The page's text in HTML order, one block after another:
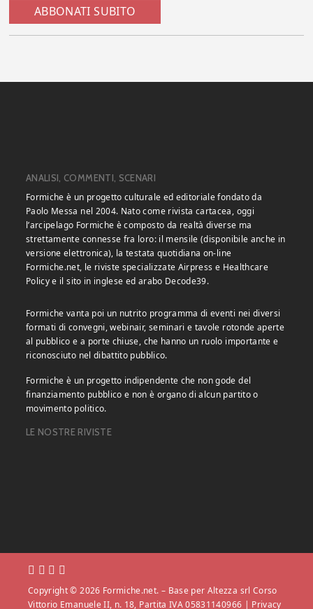
ABBONATI SUBITO
ANALISI, COMMENTI, SCENARI
Formiche è un progetto culturale ed editoriale fondato da
Paolo Messa nel 2004. Nato come rivista cartacea, oggi
l’arcipelago Formiche è composto da realtà diverse ma
strettamente connesse fra loro: il mensile (disponibile anche in
versione elettronica), la testata quotidiana on-line
Formiche.net, le riviste specializzate Airpress e Healthcare
Policy e il sito in inglese ed arabo Decode39.
Formiche vanta poi un nutrito programma di eventi nei diversi
formati di convegni, webinair, seminari e tavole rotonde aperte
al pubblico e a porte chiuse, che hanno un ruolo importante e
riconosciuto nel dibattito pubblico.
Formiche è un progetto indipendente che non gode del
finanziamento pubblico e non è organo di alcun partito o
movimento politico.
LE NOSTRE RIVISTE
Copyright © 2026 Formiche.net. – Base per Altezza srl Corso
Vittorio Emanuele II, n. 18, Partita IVA 05831140966 | Privacy